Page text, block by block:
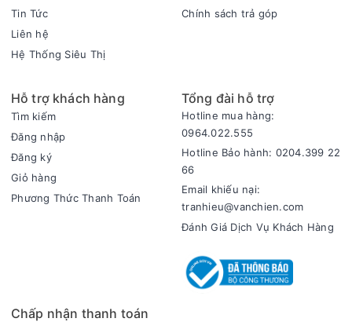
Tin Tức
Liên hệ
Hệ Thống Siêu Thị
Chính sách trả góp
Hỗ trợ khách hàng
Tìm kiếm
Đăng nhập
Đăng ký
Giỏ hàng
Phương Thức Thanh Toán
Tổng đài hỗ trợ
Hotline mua hàng:
0964.022.555
Hotline Bảo hành: 0204.399 22
66
Email khiếu nại:
tranhieu@vanchien.com
Đánh Giá Dịch Vụ Khách Hàng
Chấp nhận thanh toán